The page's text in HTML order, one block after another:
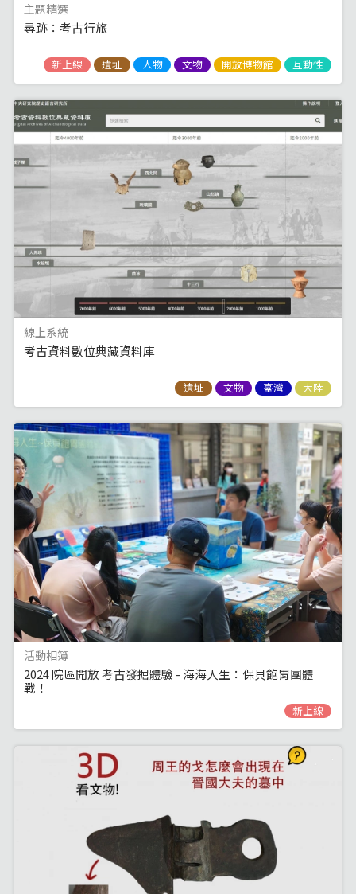
主題精選
尋跡：考古行旅
新上線 遺址 人物 文物 開放博物館 互動性
線上系統
考古資料數位典藏資料庫
遺址 文物 臺灣 大陸
活動相簿
2024 院區開放 考古發掘體驗 - 海海人生：保貝飽胃團體
戰！
新上線